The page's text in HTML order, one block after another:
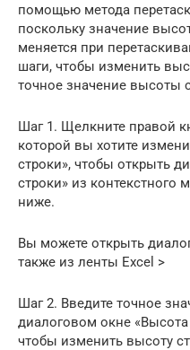
помощью метода
поскольку значение
меняется при
шаги, чтобы изменить
точное значение высоты
Шаг 1. Щелкните правой
которой вы хотите
строки», чтобы открыть
строки» из контекстного
ниже.
Вы можете открыть
также из ленты Excel >
Шаг 2. Введите точное
диалоговом окне
чтобы изменить высоту